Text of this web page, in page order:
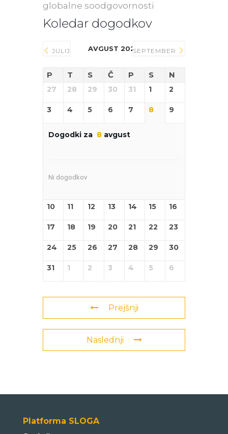
globalne soodgovornosti
Koledar dogodkov
JULIJ AVGUST 2026SEPTEMBER
P T S Č P S N
27 28 29 30 31 1 2
3 4 5 6 7 8 9
Dogodki za 8 avgust
Ni dogodkov
10 11 12 13 14 15 16
17 18 19 20 21 22 23
24 25 26 27 28 29 30
31 1 2 3 4 5 6
Prejšnji
Naslednji
Platforma SLOGA